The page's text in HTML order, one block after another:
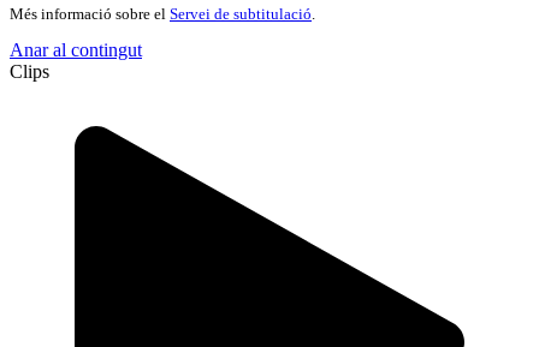
Més informació sobre el Servei de subtitulació
Anar al contingut
Clips